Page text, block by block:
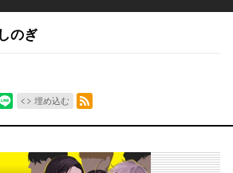
のぎ
埋め込む
RSSフィード